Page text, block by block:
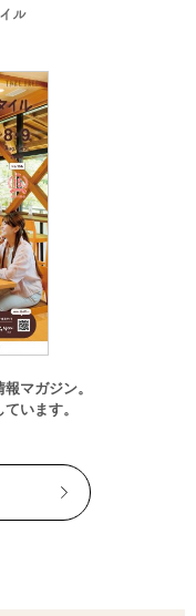
ル
マガジン。
います。